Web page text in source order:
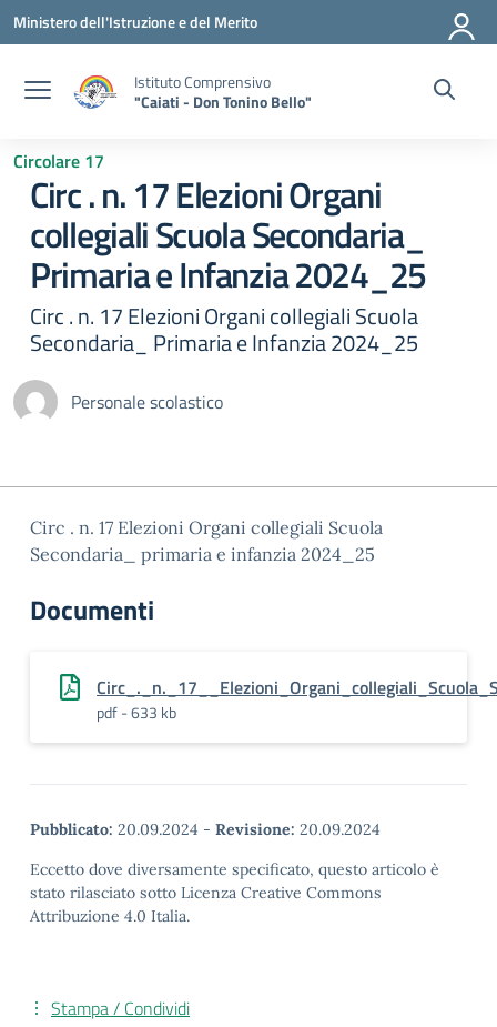
Vai ai contenuti
Vai al menu di navigazione
Vai al footer
Ministero dell'Istruzione e del Merito
Istituto Comprensivo
"Caiati - Don Tonino Bello"
Circolare 17
Circ . n. 17 Elezioni Organi
collegiali Scuola Secondaria_
Primaria e Infanzia 2024_25
Circ . n. 17 Elezioni Organi collegiali Scuola
Secondaria_ Primaria e Infanzia 2024_25
Personale scolastico
Circ . n. 17 Elezioni Organi collegiali Scuola
Secondaria_ primaria e infanzia 2024_25
Documenti
pdf - 633 kb
Pubblicato: 20.09.2024 - Revisione: 20.09.2024
Eccetto dove diversamente specificato, questo articolo è
stato rilasciato sotto Licenza Creative Commons
Attribuzione 4.0 Italia.
Stampa / Condividi